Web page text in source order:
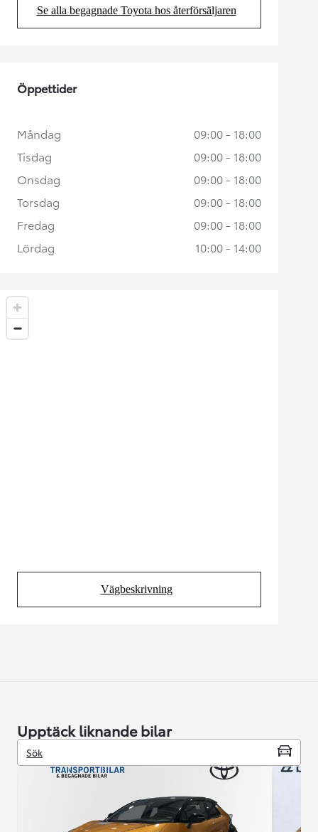
Se alla begagnade Toyota hos återförsäljaren
(Opens in new tab)
Vägbeskrivning
(Opens in new tab)
Öppettider
Måndag
09:00 - 18:00
Tisdag
09:00 - 18:00
Onsdag
09:00 - 18:00
Torsdag
09:00 - 18:00
Fredag
09:00 - 18:00
Lördag
10:00 - 14:00
Upptäck liknande bilar
Sök